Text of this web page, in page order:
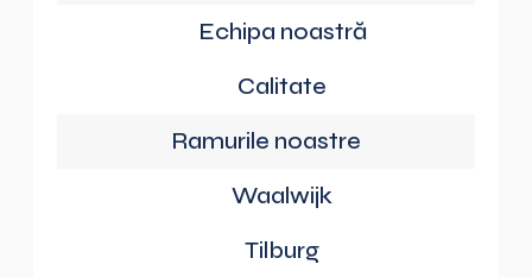
Echipa noastră
Calitate
Ramurile noastre
Waalwijk
Tilburg